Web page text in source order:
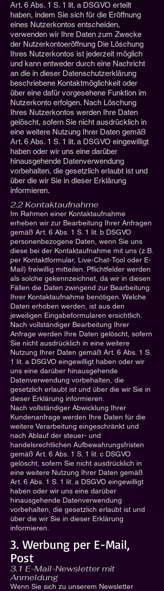
Art. 6 Abs. 1 S. 1 lit. a DSGVO erteilt
haben, indem Sie sich für die Eröffnung
eines Nutzerkontos entscheiden,
verwenden wir Ihre Daten zum Zwecke
der Nutzerkontoeröffnung Die Löschung
Ihres Nutzerkontos ist jederzeit möglich
und kann entweder durch eine Nachricht
an die in dieser Datenschutzerklärung
beschriebene Kontaktmöglichkeit oder
über eine dafür vorgesehene Funktion im
Nutzerkonto erfolgen. Nach Löschung
Ihres Nutzerkontos werden Ihre Daten
gelöscht, sofern Sie nicht ausdrücklich in
eine weitere Nutzung Ihrer Daten gemäß
Art. 6 Abs. 1 S. 1 lit. a DSGVO eingewilligt
haben oder wir uns eine darüber
hinausgehende Datenverwendung
vorbehalten, die gesetzlich erlaubt ist und
über die wir Sie in dieser Erklärung
informieren.
2.2 Kontaktaufnahme
Im Rahmen einer Kontaktaufnahme
erheben wir zur Bearbeitung Ihrer Anfragen
gemäß Art. 6 Abs. 1 S. 1 lit. b DSGVO
personenbezogene Daten, wenn Sie uns
diese bei der Kontaktaufnahme mit uns (z.B.
per Kontaktformular, Live-Chat-Tool oder E-
Mail) freiwillig mitteilen. Pflichtfelder werden
als solche gekennzeichnet, da wir in diesen
Fällen die Daten zwingend zur Bearbeitung
Ihrer Kontaktaufnahme benötigen. Welche
Daten erhoben werden, ist aus den
jeweiligen Eingabeformularen ersichtlich.
Nach vollständiger Bearbeitung Ihrer
Anfrage werden Ihre Daten gelöscht, sofern
Sie nicht ausdrücklich in eine weitere
Nutzung Ihrer Daten gemäß Art. 6 Abs. 1 S.
1 lit. a DSGVO eingewilligt haben oder wir
uns eine darüber hinausgehende
Datenverwendung vorbehalten, die
gesetzlich erlaubt ist und über die wir Sie in
dieser Erklärung informieren.
Nach vollständiger Abwicklung Ihrer
Kundenanfrage werden Ihre Daten für die
weitere Verarbeitung eingeschränkt und
nach Ablauf der steuer- und
handelsrechtlichen Aufbewahrungsfristen
gemäß Art. 6 Abs. 1 S. 1 lit. c DSGVO
gelöscht, sofern Sie nicht ausdrücklich in
eine weitere Nutzung Ihrer Daten gemäß
Art. 6 Abs. 1 S. 1 lit. a DSGVO eingewilligt
haben oder wir uns eine darüber
hinausgehende Datenverwendung
vorbehalten, die gesetzlich erlaubt ist und
über die wir Sie in dieser Erklärung
informieren.
3. Werbung per E-Mail,
Post
3.1 E-Mail-Newsletter mit
Anmeldung
Wenn Sie sich zu unserem Newsletter